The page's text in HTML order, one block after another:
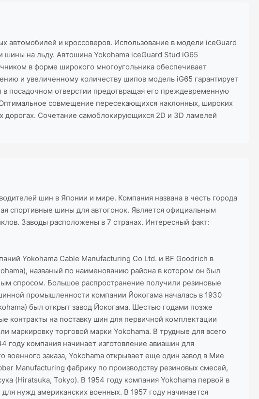
и кроссоверов. Использование в модели iceGuard
на льду. Автошина Yokohama iceGuard Stud iG65
в форме широкого многоугольника обеспечивает
и увеличенному количеству шипов модель iG65 гарантирует
посадочном отверстии предотвращая его преждевременную
совмещение пересекающихся наклонных, широких
дорогах. Сочетание самоблокирующихся 2D и 3D ламелей
шин в Японии и мире. Компания названа в честь города
спортивные шины для автогонок. Является официальным
Заводы расположены в 7 странах. Интересный факт:
Yokohama Cable Manufacturing Co Ltd. и BF Goodrich в
названый по наименованию района в котором он был
спросом. Большое распространение получили резиновые
промышленности компании Йокогама началась в 1930
был открыт завод Йокогама. Шестью годами позже
контракты на поставку шин для первичной комплектации
маркировку торговой марки Yokohama. В трудные для всего
году компания начинает изготовление авиашин для
заказа, Yokohama открывает еще один завод в Мие
Manufacturing фабрику по производству резиновых смесей,
(Hiratsuka, Tokyo). В 1954 году компания Yokohama первой в
нужд американских военных. В 1957 году начинается